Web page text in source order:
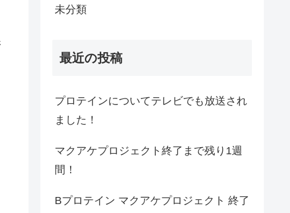
未分類
最近の投稿
プロテインについてテレビでも放送され
ました！
マクアケプロジェクト終了まで残り1週
間！
Bプロテイン マクアケプロジェクト 終了